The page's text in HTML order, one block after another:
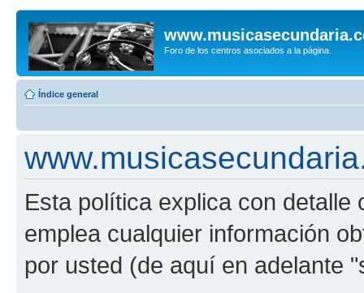
Foro de los centros asociados a la página.
Índice general
Esta política explica con
emplea cualquier información
por usted (de aquí en adelante